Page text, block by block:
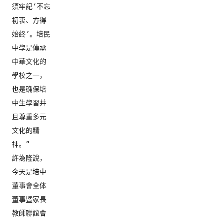
須牢記‘不忘
初衷、方得
始終’。培民
中學是傳承
中華文化的
學校之一，
也是确保培
中生學習并
且尊重多元
文化的精
神。”
許為隆說，
今天是培中
董事會全体
董事暨家長
教師聯誼會